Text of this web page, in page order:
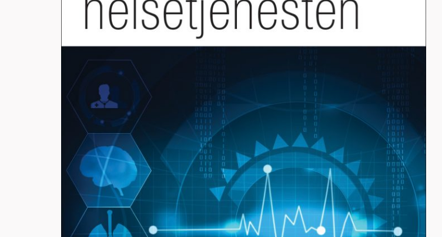
Energi og mobilitet
Generelt
Helse og kultur
Klima og
sirkulærøkonomi
Sikkerhet og samfunn